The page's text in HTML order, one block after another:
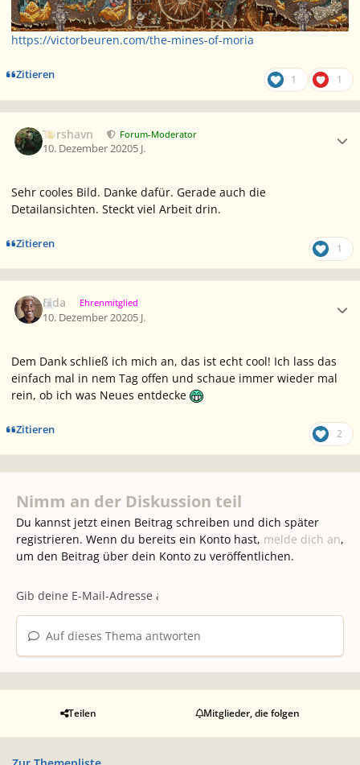
https://victorbeuren.com/the-mines-of-moria
Zitieren 1 1
Torshavn Forum-Moderator
10. Dezember 20205 J.
Sehr cooles Bild. Danke dafür. Gerade auch die
Detailansichten. Steckt viel Arbeit drin.
Zitieren 1
Elda Ehrenmitglied
10. Dezember 20205 J.
Dem Dank schließ ich mich an, das ist echt cool! Ich lass das
einfach mal in nem Tag offen und schaue immer wieder mal
rein, ob ich was Neues entdecke
Zitieren 2
Nimm an der Diskussion teil
Du kannst jetzt einen Beitrag schreiben und dich später
registrieren. Wenn du bereits ein Konto hast, melde dich an,
um den Beitrag über dein Konto zu veröffentlichen.
Auf dieses Thema antworten
Teilen Mitglieder, die folgen